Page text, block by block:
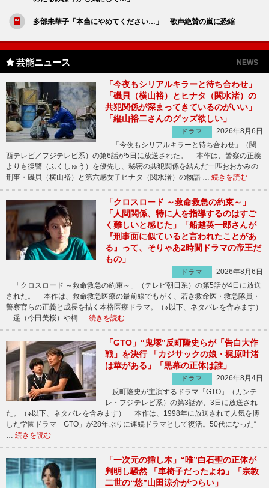
多部未華子「本当にやめてください…」 歌声絶賛の嵐に恐縮
芸能ニュース NEWS
「今夜もシリアルキラーと待ち合わせ」
「磯貝（横山裕）とヒナタ（関水渚）の
共犯関係が深まってきているのがいい」
「縦山裕二さんのグッズ欲しい」
ドラマ
2026年8月6日
「今夜もシリアルキラーと待ち合わせ」（関
西テレビ／フジテレビ系）の第6話が5日に放送された。 本作は、警察の正義
よりも復讐（ふくしゅう）を優先し、秘密の共犯関係を結んだ一匹おおかみの
刑事・磯貝（横山裕）と第六感女子ヒナタ（関水渚）の物語 … 続きを読む
「クロスロード ～救命救急の約束～」
「人間関係、特に人を指導するのはすご
く難しいと感じた」「船越英一郎さんが
『刑事面に似ていると言われたことがあ
る』って、そりゃあ2時間ドラマの帝王だ
もの」
ドラマ
2026年8月6日
「クロスロード ～救命救急の約束～」（テレビ朝日系）の第5話が4日に放送
された。 本作は、救命救急医療の最前線でもがく、若き救命医・救急隊員・
警察官らの正義と成長を描く本格医療ドラマ。（※以下、ネタバレを含みます）
遥（今田美桜）や桐 … 続きを読む
「GTO」“鬼塚”反町隆史らが「告白大作
戦」を決行 「カジサックの娘・梶原叶渚
は華がある」「黒幕の正体は誰」
ドラマ
2026年8月4日
反町隆史が主演するドラマ「GTO」（カンテ
レ・フジテレビ系）の第3話が、3日に放送され
た。（※以下、ネタバレを含みます） 本作は、1998年に放送されて人気を博
した学園ドラマ「GTO」が28年ぶりに連続ドラマとして復活。50代になった“
続きを読む
「一次元の挿し木」“唯”白石聖の正体が
判明し騒然 「車椅子だったよね」「宗教
二世の“悠”山田涼介がつらい」